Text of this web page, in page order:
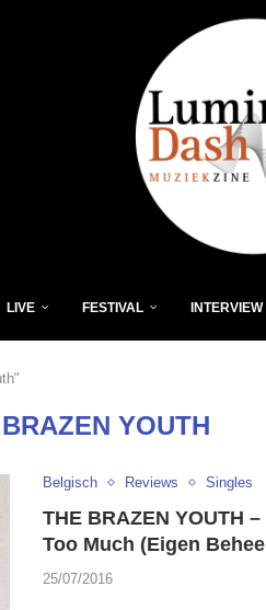
LIVE FESTIVAL INTERVIEW
YOUTH
Belgisch Reviews Singles
THE BRAZEN YOUTH
Too Much (Eigen
25/07/2016